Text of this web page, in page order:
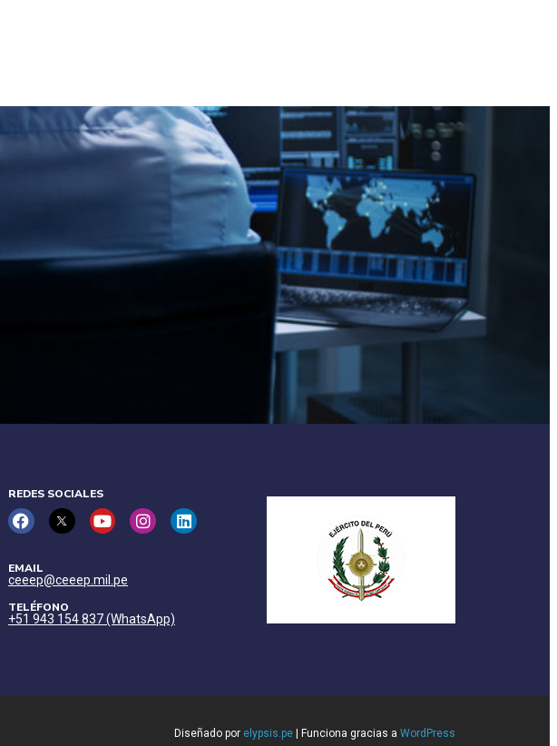
REDES SOCIALES
EMAIL
ceeep@ceeep.mil.pe
TELÉFONO
+51 943 154 837 (WhatsApp)
Diseñado por elypsis.pe | Funciona gracias a WordPress